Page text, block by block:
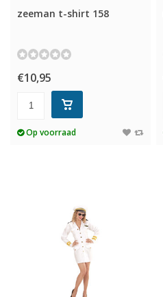
zeeman t-shirt 158
€10,95
Op voorraad